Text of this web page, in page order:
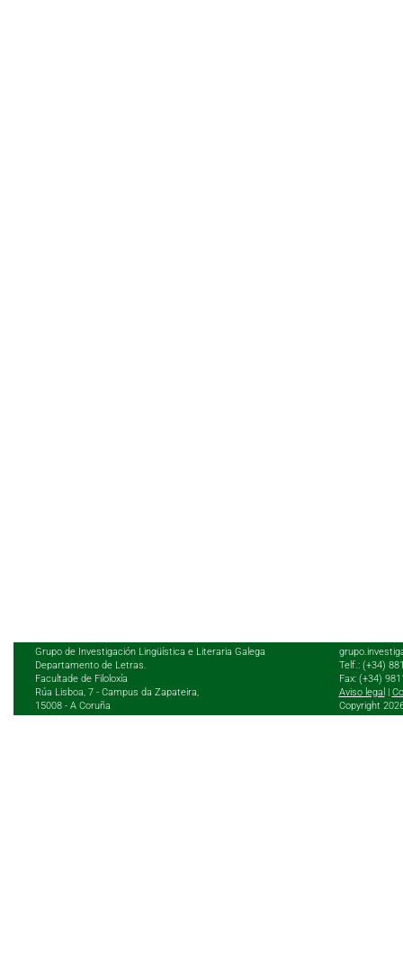
Grupo de Investigación Lingüística e Literaria Galega
Departamento de Letras.
Facultade de Filoloxía
Rúa Lisboa, 7 - Campus da Zapateira,
15008 - A Coruña
Telf.: (+34)
Fax: (+34)
Aviso legal |
Copyright